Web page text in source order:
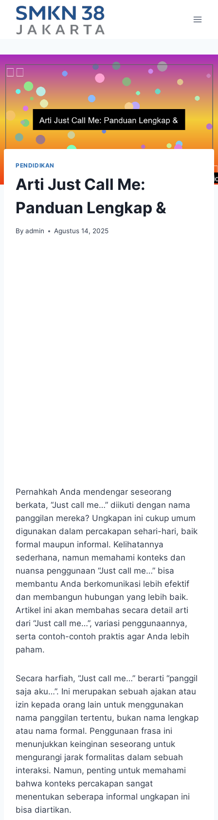
content
PENDIDIKAN
Arti Just Call Me:
Panduan Lengkap &
By admin Agustus 14, 2025
Pernahkah Anda mendengar seseorang
berkata, “Just call me…” diikuti dengan nama
panggilan mereka? Ungkapan ini cukup umum
digunakan dalam percakapan sehari-hari, baik
formal maupun informal. Kelihatannya
sederhana, namun memahami konteks dan
nuansa penggunaan “Just call me…” bisa
membantu Anda berkomunikasi lebih efektif
dan membangun hubungan yang lebih baik.
Artikel ini akan membahas secara detail arti
dari “Just call me…”, variasi penggunaannya,
serta contoh-contoh praktis agar Anda lebih
paham.
Secara harfiah, “Just call me…” berarti “panggil
saja aku…”. Ini merupakan sebuah ajakan atau
izin kepada orang lain untuk menggunakan
nama panggilan tertentu, bukan nama lengkap
atau nama formal. Penggunaan frasa ini
menunjukkan keinginan seseorang untuk
mengurangi jarak formalitas dalam sebuah
interaksi. Namun, penting untuk memahami
bahwa konteks percakapan sangat
menentukan seberapa informal ungkapan ini
bisa diartikan.